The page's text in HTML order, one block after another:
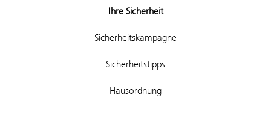
Ihre Sicherheit
Sicherheitskampagne
Sicherheitstipps
Hausordnung